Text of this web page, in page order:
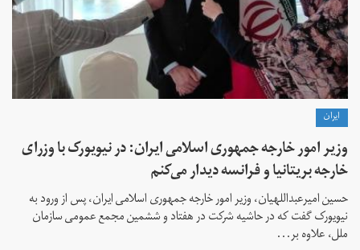
ايران
وزیر امور خارجه جمهوری اسلامی ایران: در نیویورک با وزرای
خارجه بریتانیا و فرانسه دیدار می‌کنم
حسین امیرعبداللهیان، وزیر امور خارجه جمهوری اسلامی ایران، پس از ورود به
نیویورک گفت که در حاشیه شرکت در هفتاد و ششمین مجمع عمومی سازمان
ملل، علاوه بر...